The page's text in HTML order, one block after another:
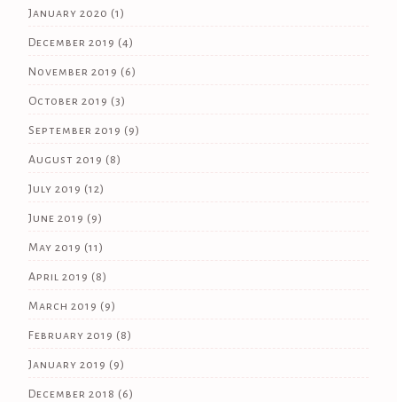
January 2020 (1)
December 2019 (4)
November 2019 (6)
October 2019 (3)
September 2019 (9)
August 2019 (8)
July 2019 (12)
June 2019 (9)
May 2019 (11)
April 2019 (8)
March 2019 (9)
February 2019 (8)
January 2019 (9)
December 2018 (6)